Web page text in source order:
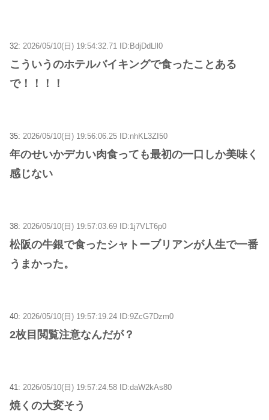
32: 2026/05/10(日) 19:54:32.71 ID:BdjDdLll0
こういうのホテルバイキングで食ったことある
で！！！！
35: 2026/05/10(日) 19:56:06.25 ID:nhKL3ZI50
年のせいかデカい肉食っても最初の一口しか美味く
感じない
38: 2026/05/10(日) 19:57:03.69 ID:1j7VLT6p0
松阪の牛銀で食ったシャトーブリアンが人生で一番
うまかった。
40: 2026/05/10(日) 19:57:19.24 ID:9ZcG7Dzm0
2枚目閲覧注意なんだが？
41: 2026/05/10(日) 19:57:24.58 ID:daW2kAs80
焼くの大変そう